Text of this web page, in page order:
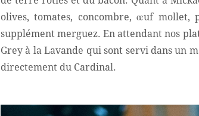
olives, tomates, concombre, œuf
supplément merguez. En attendant nos
Grey à la Lavande qui sont servi dans un
directement du Cardinal.